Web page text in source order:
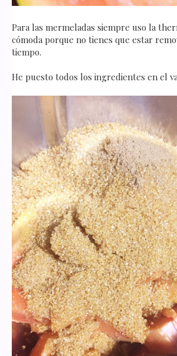
Para las mermeladas siempre uso la
cómoda porque no tienes que estar
tiempo.
He puesto todos los ingredientes en el